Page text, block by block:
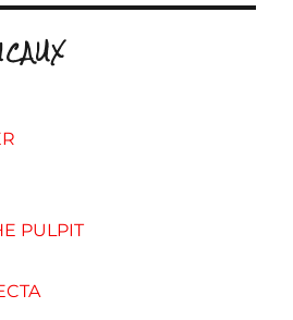
PULPIT